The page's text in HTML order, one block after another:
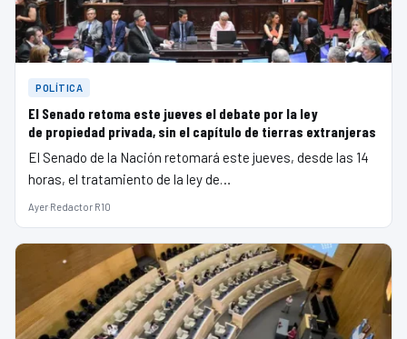
POLÍTICA
El Senado retoma este jueves el debate por la ley
de propiedad privada, sin el capítulo de tierras extranjeras
El Senado de la Nación retomará este jueves, desde las 14
horas, el tratamiento de la ley de…
Ayer·Redactor R10